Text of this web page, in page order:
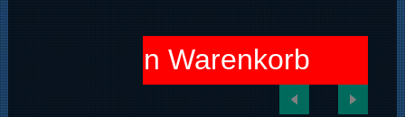
In den Warenkorb